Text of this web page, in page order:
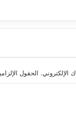
الإلكتروني. الحقول